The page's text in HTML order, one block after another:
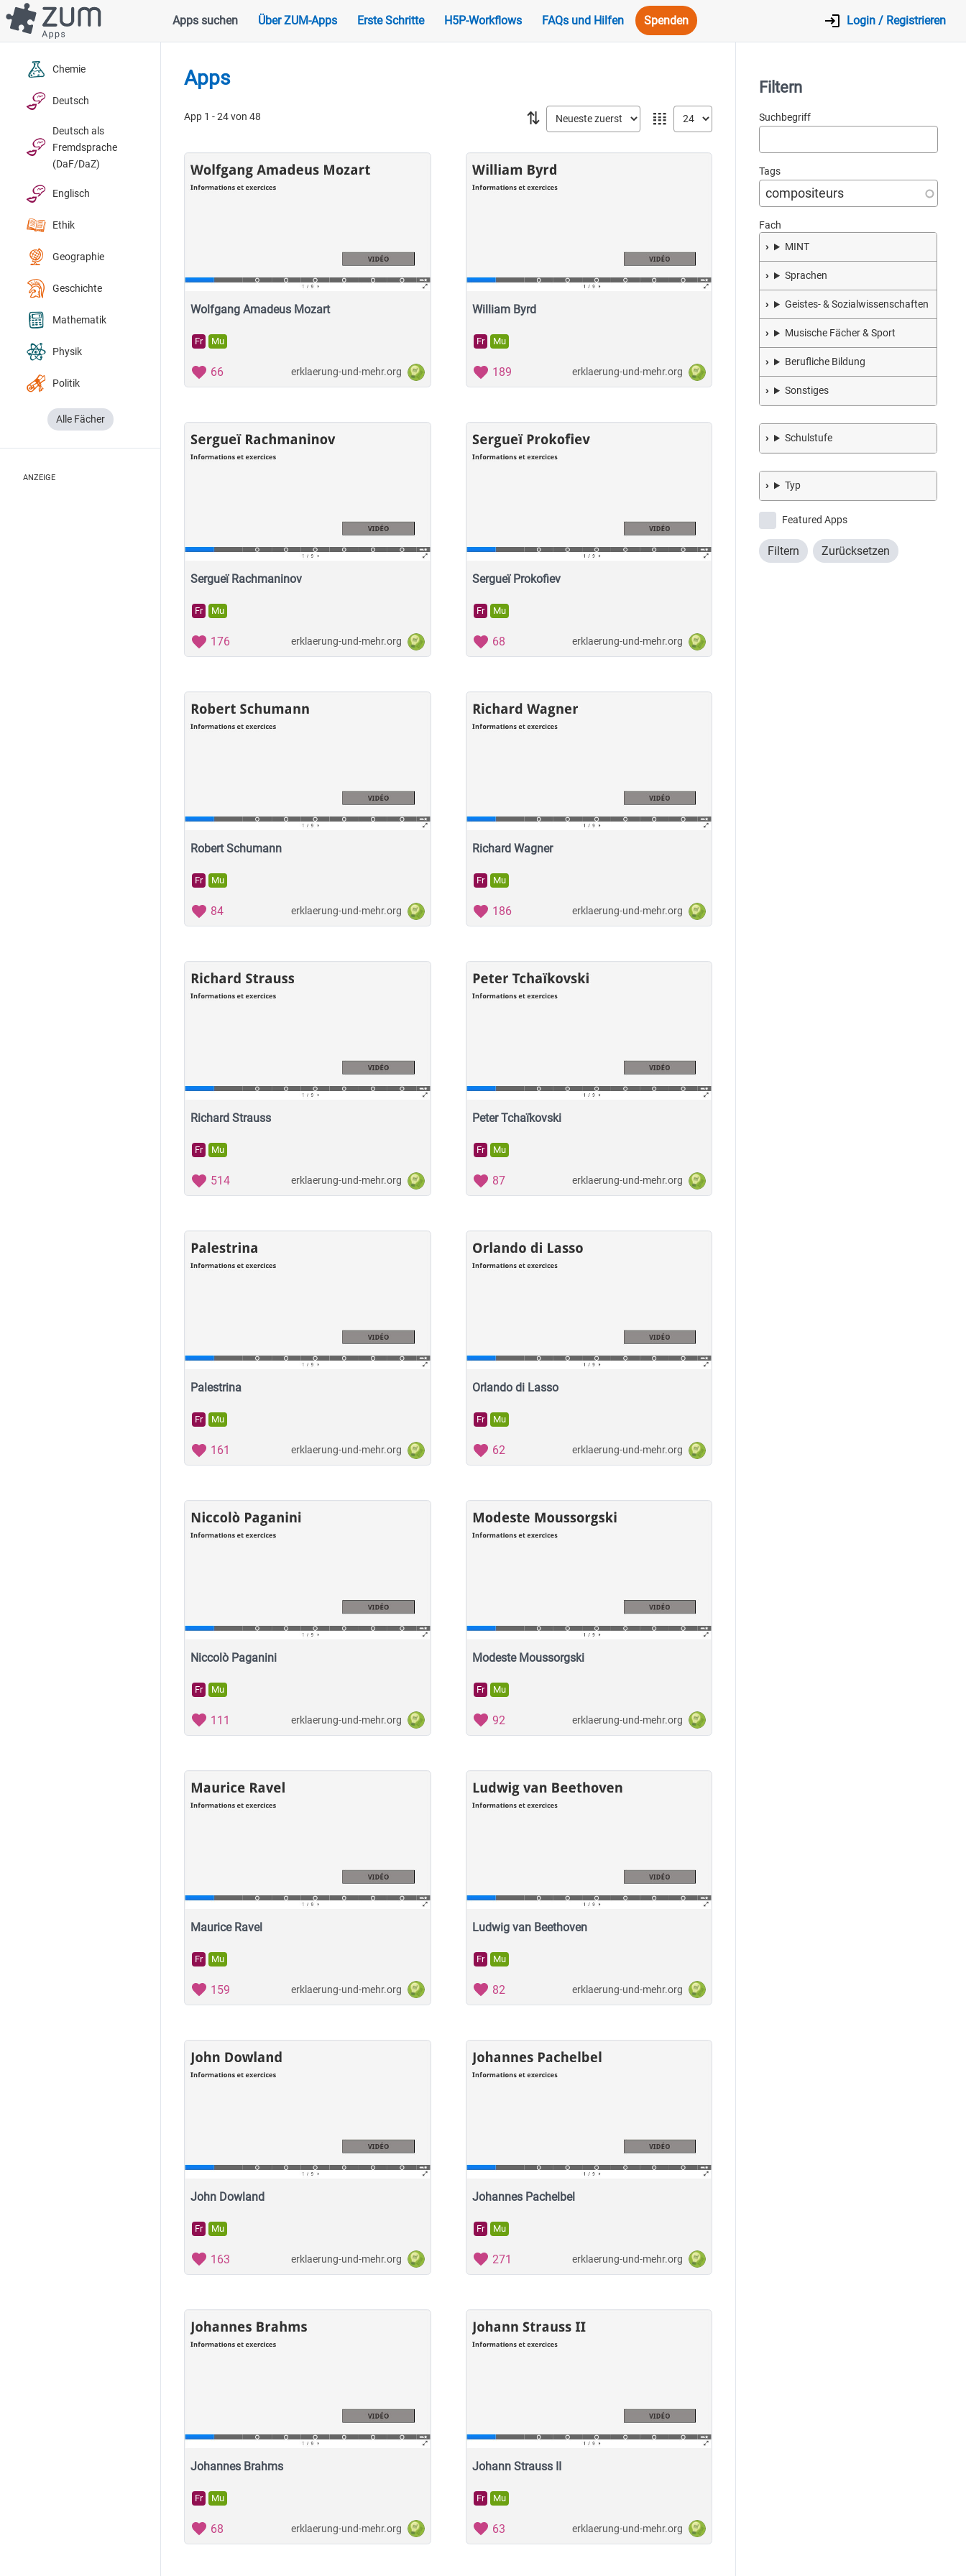
Direkt
zum
Inhalt
Hauptnavigation
Apps suchen Über ZUM-Apps Erste Schritte H5P-Workflows FAQs und Hilfen Spenden Login / Registrieren
Chemie
Deutsch
Deutsch als
Fremdsprache
(DaF/DaZ)
Englisch
Ethik
Geographie
Geschichte
Mathematik
Physik
Politik
Alle Fächer
ANZEIGE
Apps
App 1 - 24 von 48 𝍖
⇅
Wolfgang Amadeus Mozart
Fr Mu
66 erklaerung-und-mehr.org
William Byrd
Fr Mu
189 erklaerung-und-mehr.org
Sergueï Rachmaninov
Fr Mu
176 erklaerung-und-mehr.org
Sergueï Prokofiev
Fr Mu
68 erklaerung-und-mehr.org
Robert Schumann
Fr Mu
84 erklaerung-und-mehr.org
Richard Wagner
Fr Mu
186 erklaerung-und-mehr.org
Richard Strauss
Fr Mu
514 erklaerung-und-mehr.org
Peter Tchaïkovski
Fr Mu
87 erklaerung-und-mehr.org
Palestrina
Fr Mu
161 erklaerung-und-mehr.org
Orlando di Lasso
Fr Mu
62 erklaerung-und-mehr.org
Niccolò Paganini
Fr Mu
111 erklaerung-und-mehr.org
Modeste Moussorgski
Fr Mu
92 erklaerung-und-mehr.org
Maurice Ravel
Fr Mu
159 erklaerung-und-mehr.org
Ludwig van Beethoven
Fr Mu
82 erklaerung-und-mehr.org
John Dowland
Fr Mu
163 erklaerung-und-mehr.org
Johannes Pachelbel
Fr Mu
271 erklaerung-und-mehr.org
Johannes Brahms
Fr Mu
68 erklaerung-und-mehr.org
Johann Strauss II
Fr Mu
63 erklaerung-und-mehr.org
Filtern
Suchbegriff
Tags
Fach
MINT
Sprachen
Geistes- & Sozialwissenschaften
Musische Fächer & Sport
Berufliche Bildung
Sonstiges
Schulstufe
Typ
Featured Apps